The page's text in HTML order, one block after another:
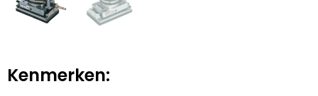
Kenmerken: